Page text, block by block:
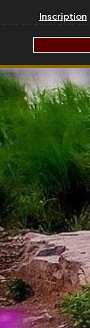
Inscription